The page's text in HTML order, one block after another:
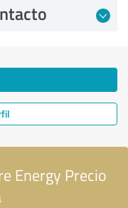
Energy Precio